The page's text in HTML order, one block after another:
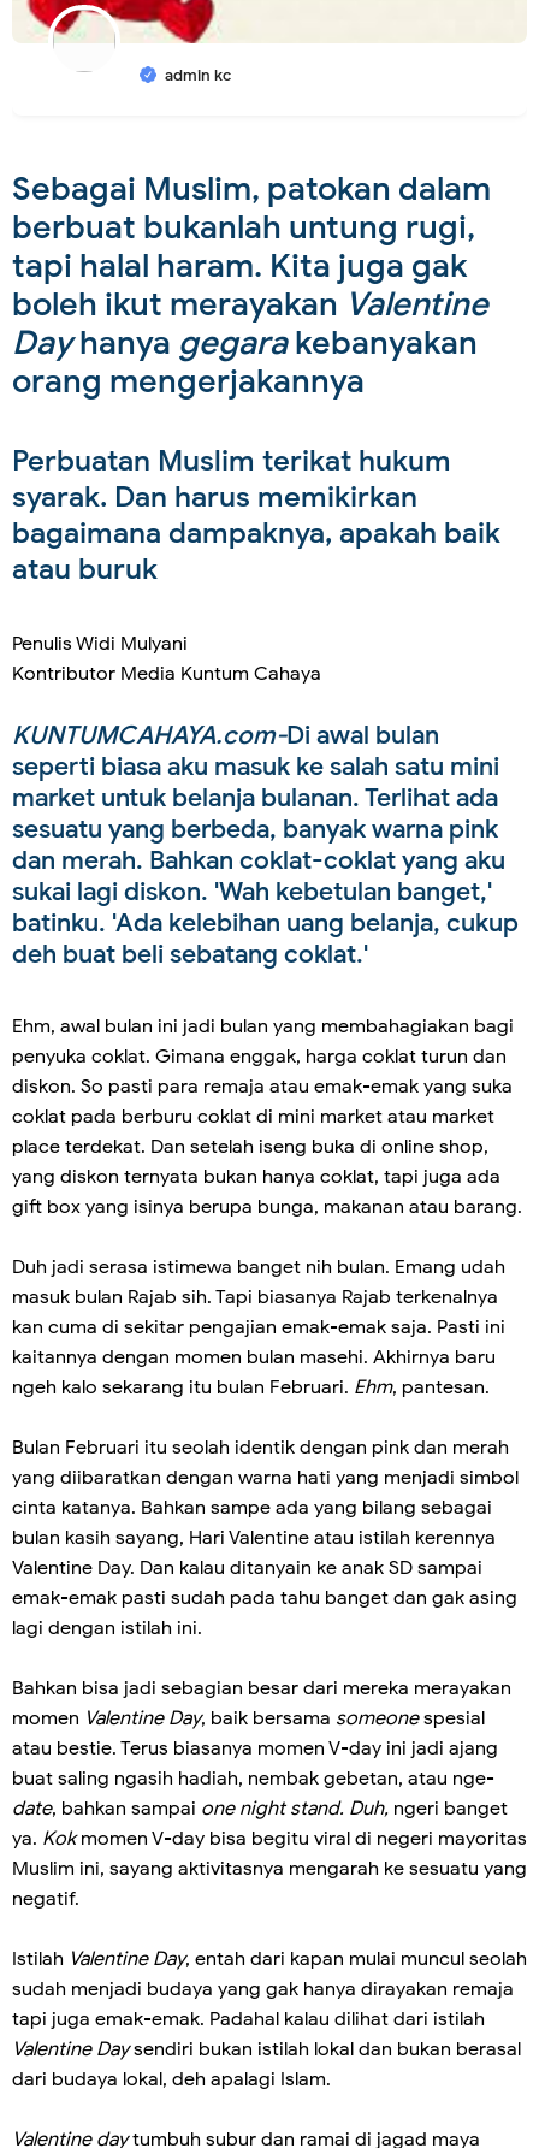
admin kc
Sebagai Muslim, patokan dalam
berbuat bukanlah untung rugi,
tapi halal haram. Kita juga gak
boleh ikut merayakan Valentine
Dayhanya gegarakebanyakan
orang mengerjakannya
Perbuatan Muslim terikat hukum
syarak. Dan harus memikirkan
bagaimana dampaknya, apakah baik
atau buruk
Penulis Widi Mulyani
Kontributor Media Kuntum Cahaya
KUNTUMCAHAYA.com-Di awal bulan
seperti biasa aku masuk ke salah satu mini
market untuk belanja bulanan. Terlihat ada
sesuatu yang berbeda, banyak warna pink
dan merah. Bahkan coklat-coklat yang aku
sukai lagi diskon. 'Wah kebetulan banget,'
batinku. 'Ada kelebihan uang belanja, cukup
deh buat beli sebatang coklat.'
Ehm, awal bulan ini jadi bulan yang membahagiakan bagi
penyuka coklat. Gimana enggak, harga coklat turun dan
diskon. So pasti para remaja atau emak-emak yang suka
coklat pada berburu coklat di mini market atau market
place terdekat. Dan setelah iseng buka di online shop,
yang diskon ternyata bukan hanya coklat, tapi juga ada
gift box yang isinya berupa bunga, makanan atau barang.
Duh jadi serasa istimewa banget nih bulan. Emang udah
masuk bulan Rajab sih. Tapi biasanya Rajab terkenalnya
kan cuma di sekitar pengajian emak-emak saja. Pasti ini
kaitannya dengan momen bulan masehi. Akhirnya baru
ngeh kalo sekarang itu bulan Februari. Ehm, pantesan.
Bulan Februari itu seolah identik dengan pink dan merah
yang diibaratkan dengan warna hati yang menjadi simbol
cinta katanya. Bahkan sampe ada yang bilang sebagai
bulan kasih sayang, Hari Valentine atau istilah kerennya
Valentine Day. Dan kalau ditanyain ke anak SD sampai
emak-emak pasti sudah pada tahu banget dan gak asing
lagi dengan istilah ini.
Bahkan bisa jadi sebagian besar dari mereka merayakan
momen Valentine Day, baik bersama someonespesial
atau bestie. Terus biasanya momen V-day ini jadi ajang
buat saling ngasih hadiah, nembak gebetan, atau nge-
date, bahkan sampai one night stand. Duh, ngeri banget
ya. Kokmomen V-day bisa begitu viral di negeri mayoritas
Muslim ini, sayang aktivitasnya mengarah ke sesuatu yang
negatif.
Istilah Valentine Day, entah dari kapan mulai muncul seolah
sudah menjadi budaya yang gak hanya dirayakan remaja
tapi juga emak-emak. Padahal kalau dilihat dari istilah
Valentine Daysendiri bukan istilah lokal dan bukan berasal
dari budaya lokal, deh apalagi Islam.
Valentine daytumbuh subur dan ramai di jagad maya